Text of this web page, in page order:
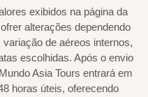
exibidos na página da
alterações dependendo
de aéreos internos,
escolhidas. Após o envio
Asia Tours entrará em
horas úteis, oferecendo